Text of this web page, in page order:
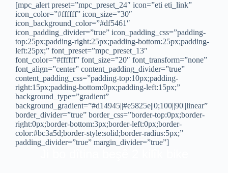
[mpc_alert preset=”mpc_preset_24″ icon=”eti eti_link”
icon_color=”#ffffff” icon_size=”30″
icon_background_color=”#df5461″
icon_padding_divider=”true” icon_padding_css=”padding-
top:25px;padding-right:25px;padding-bottom:25px;padding-
left:25px;” font_preset=”mpc_preset_13″
font_color=”#ffffff” font_size=”20″ font_transform=”none”
font_align=”center” content_padding_divider=”true”
content_padding_css=”padding-top:10px;padding-
right:15px;padding-bottom:0px;padding-left:15px;”
background_type=”gradient”
background_gradient=”#d14945||#e5825e||0;100||90||linear”
border_divider=”true” border_css=”border-top:0px;border-
right:0px;border-bottom:3px;border-left:0px;border-
color:#bc3a5d;border-style:solid;border-radius:5px;”
padding_divider=”true” margin_divider=”true”]